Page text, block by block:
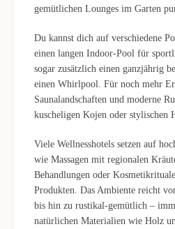
gemütlichen Lounges im Garten
Du kannst dich auf verschiedene
einen langen Indoor-Pool für
sogar zusätzlich einen ganzjährig
einen Whirlpool. Für noch mehr
Saunalandschaften und moderne
kuscheligen Kojen oder stylischen
Viele Wellnesshotels setzen auf
wie Massagen mit regionalen
Behandlungen oder
Produkten. Das Ambiente reicht
bis hin zu rustikal-gemütlich –
natürlichen Materialien wie Holz